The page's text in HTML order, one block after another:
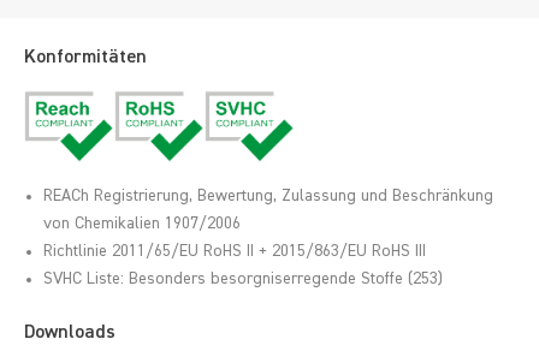
Konformitäten
REACh Registrierung, Bewertung, Zulassung und Beschränkung
von Chemikalien 1907/2006
Richtlinie 2011/65/EU RoHS II + 2015/863/EU RoHS III
SVHC Liste: Besonders besorgniserregende Stoffe (253)
Downloads